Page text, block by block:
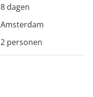
8 dagen
Amsterdam
2 personen